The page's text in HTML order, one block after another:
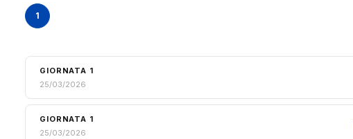
1
GIORNATA 1
25/03/2026
GIORNATA 1
25/03/2026